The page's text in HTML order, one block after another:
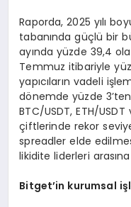
Raporda, 2025 yılı
tabanında güçlü bir
ayında yüzde 39,4
Temmuz itibariyle
yapıcıların vadeli
dönemde yüzde 3’ten
BTC/USDT, ETH/
çiftlerinde rekor
spreadler elde
likidite liderleri arasına
Bitget’in kurumsal